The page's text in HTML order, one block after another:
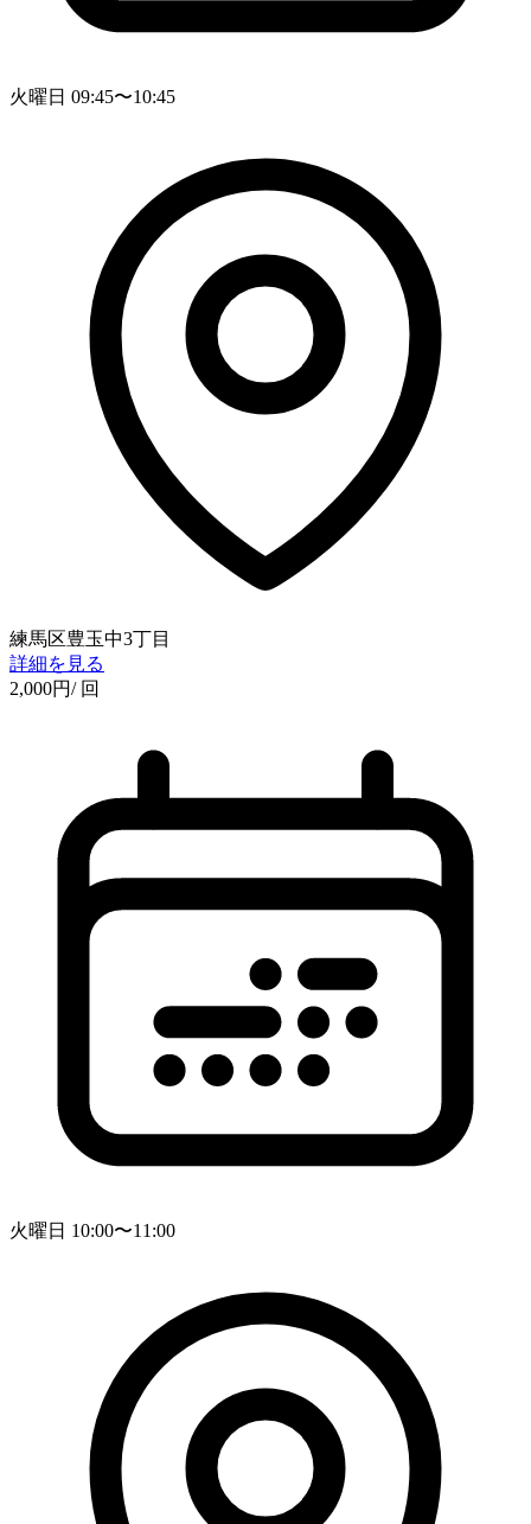
火曜日 09:45〜10:45
練馬区豊玉中3丁目
詳細を見る
2,000円/ 回
火曜日 10:00〜11:00